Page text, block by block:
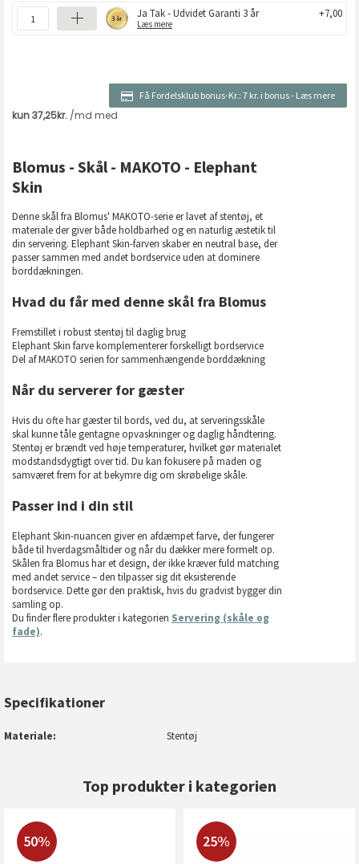
Ja Tak - Udvidet Garanti 3 år
Læs mere
+7,00
Få Fordelsklub bonus-Kr.: 7 kr. i bonus- Læs mere
Blomus - Skål - MAKOTO - Elephant
Skin
Denne skål fra Blomus' MAKOTO-serie er lavet af stentøj, et
materiale der giver både holdbarhed og en naturlig æstetik til
din servering. Elephant Skin-farven skaber en neutral base, der
passer sammen med andet bordservice uden at dominere
borddækningen.
Hvad du får med denne skål fra Blomus
Fremstillet i robust stentøj til daglig brug
Elephant Skin farve komplementerer forskelligt bordservice
Del af MAKOTO serien for sammenhængende borddækning
Når du serverer for gæster
Hvis du ofte har gæster til bords, ved du, at serveringsskåle
skal kunne tåle gentagne opvaskninger og daglig håndtering.
Stentøj er brændt ved høje temperaturer, hvilket gør materialet
modstandsdygtigt over tid. Du kan fokusere på maden og
samværet frem for at bekymre dig om skrøbelige skåle.
Passer ind i din stil
Elephant Skin-nuancen giver en afdæmpet farve, der fungerer
både til hverdagsmåltider og når du dækker mere formelt op.
Skålen fra Blomus har et design, der ikke kræver fuld matching
med andet service – den tilpasser sig dit eksisterende
bordservice. Dette gør den praktisk, hvis du gradvist bygger din
samling op.
Du finder flere produkter i kategorien Servering (skåle og
fade).
Specifikationer
Materiale Stentøj
Top produkter i kategorien
50% 25%